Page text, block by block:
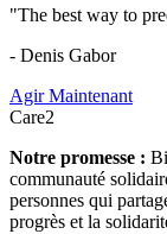
"The best way to
- Denis Gabor
Agir Maintenant
Care2
Notre promesse :
communauté
personnes qui
progrès et la